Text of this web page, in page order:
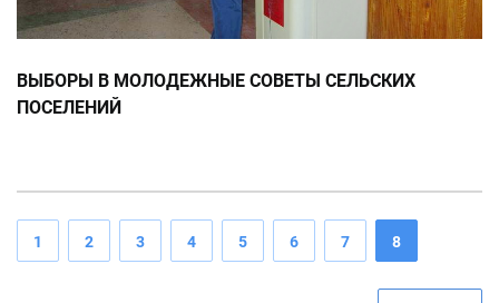
ВЫБОРЫ В МОЛОДЕЖНЫЕ СОВЕТЫ СЕЛЬСКИХ
ПОСЕЛЕНИЙ
1 2 3 4 5 6 7 8